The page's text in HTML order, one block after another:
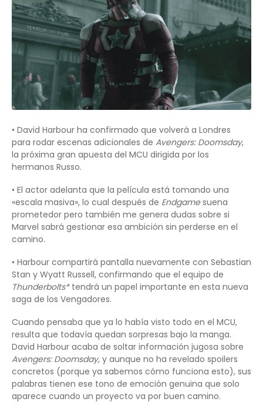
• David Harbour ha confirmado que volverá a Londres
para rodar escenas adicionales de Avengers: Doomsday,
la próxima gran apuesta del MCU dirigida por los
hermanos Russo.
• El actor adelanta que la película está tomando una
«escala masiva», lo cual después de Endgamesuena
prometedor pero también me genera dudas sobre si
Marvel sabrá gestionar esa ambición sin perderse en el
camino.
• Harbour compartirá pantalla nuevamente con Sebastian
Stan y Wyatt Russell, confirmando que el equipo de
Thunderbolts*tendrá un papel importante en esta nueva
saga de los Vengadores.
Cuando pensaba que ya lo había visto todo en el MCU,
resulta que todavía quedan sorpresas bajo la manga.
David Harbour acaba de soltar información jugosa sobre
Avengers: Doomsday, y aunque no ha revelado spoilers
concretos (porque ya sabemos cómo funciona esto), sus
palabras tienen ese tono de emoción genuina que solo
aparece cuando un proyecto va por buen camino.